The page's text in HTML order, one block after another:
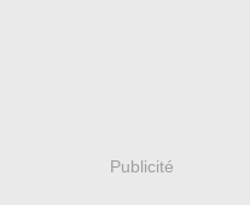
Publicité